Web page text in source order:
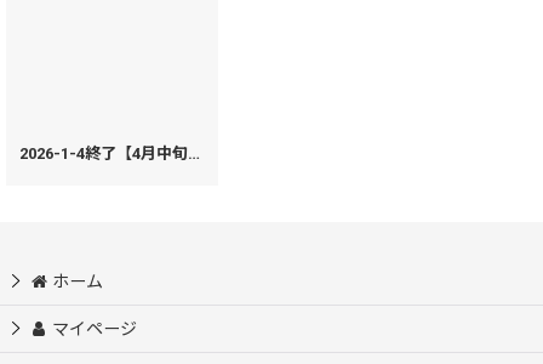
2026-1-4終了【4月中旬お届け予定】月へ B6オーダーノート【予約会】
ホーム
マイページ